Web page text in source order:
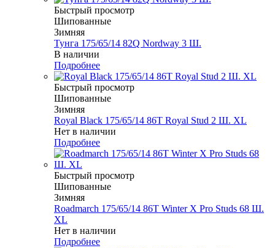
Быстрый просмотр
Шипованные
Зимняя
Тунга 175/65/14 82Q Nordway 3 Ш.
В наличии
Подробнее
Быстрый просмотр
Шипованные
Зимняя
Royal Black 175/65/14 86T Royal Stud 2 Ш. XL
Нет в наличии
Подробнее
Быстрый просмотр
Шипованные
Зимняя
Roadmarch 175/65/14 86T Winter X Pro Studs 68 Ш.
XL
Нет в наличии
Подробнее